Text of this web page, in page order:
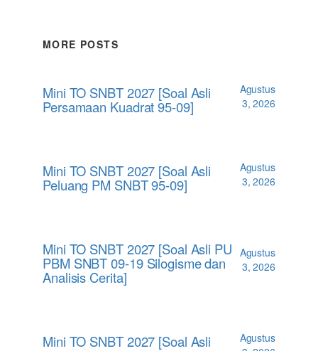
MORE POSTS
Mini TO SNBT 2027 [Soal Asli
Persamaan Kuadrat 95-09]
Agustus
3, 2026
Mini TO SNBT 2027 [Soal Asli
Peluang PM SNBT 95-09]
Agustus
3, 2026
Mini TO SNBT 2027 [Soal Asli PU
PBM SNBT 09-19 Silogisme dan
Analisis Cerita]
Agustus
3, 2026
Mini TO SNBT 2027 [Soal Asli
Agustus